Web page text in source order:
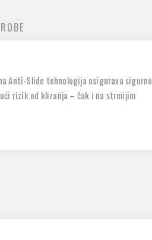
Anti-Slide tehnologija osigurava sigurno
rizik od klizanja – čak i na strmijim